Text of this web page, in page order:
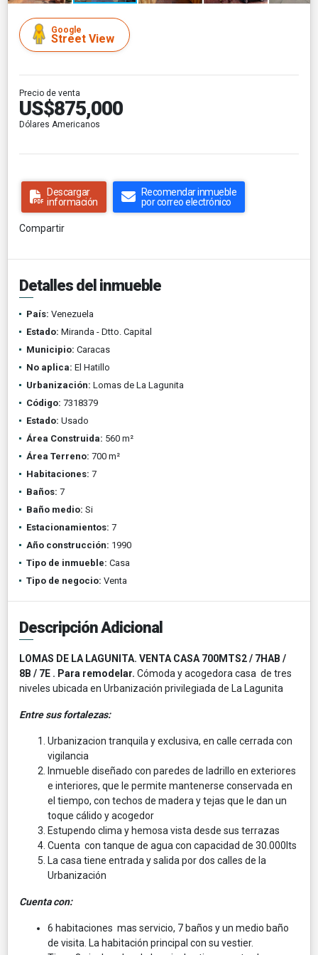
Google
Street View
Precio de venta
US$875,000
Dólares Americanos
Descargar
información
Recomendar inmueble
por correo electrónico
Compartir
Detalles del inmueble
País: Venezuela
Estado: Miranda - Dtto. Capital
Municipio: Caracas
No aplica: El Hatillo
Urbanización: Lomas de La Lagunita
Código: 7318379
Estado: Usado
Área Construida: 560 m²
Área Terreno: 700 m²
Habitaciones: 7
Baños: 7
Baño medio: Si
Estacionamientos: 7
Año construcción: 1990
Tipo de inmueble: Casa
Tipo de negocio: Venta
Descripción Adicional
LOMAS DE LA LAGUNITA. VENTA CASA 700MTS2 / 7HAB /
8B / 7E . Para remodelar. Cómoda y acogedora casa de tres
niveles ubicada en Urbanización privilegiada de La Lagunita
Entre sus fortalezas:
Urbanizacion tranquila y exclusiva, en calle cerrada con
vigilancia
Inmueble diseñado con paredes de ladrillo en exteriores
e interiores, que le permite mantenerse conservada en
el tiempo, con techos de madera y tejas que le dan un
toque cálido y acogedor
Estupendo clima y hemosa vista desde sus terrazas
Cuenta con tanque de agua con capacidad de 30.000lts
La casa tiene entrada y salida por dos calles de la
Urbanización
Cuenta con:
6 habitaciones mas servicio, 7 baños y un medio baño
de visita. La habitación principal con su vestier.